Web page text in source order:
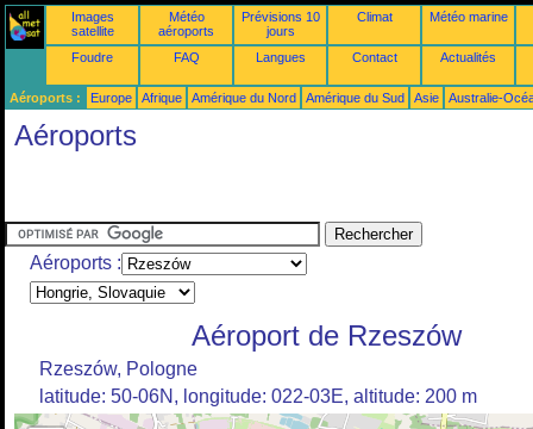
Images
satellite
Météo
aéroports
Prévisions 10
jours
Climat Météo marine
Foudre FAQ Langues Contact Actualités
Aéroports : Europe Afrique Amérique du Nord Amérique du Sud Asie Australie-
Aéroports
Aéroports :
Aéroport de Rzeszów
Rzeszów, Pologne
latitude: 50-06N, longitude: 022-03E, altitude: 200 m